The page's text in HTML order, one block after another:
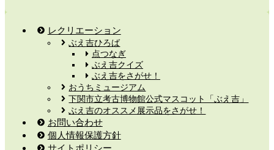
レクリエーション
ぶえ吉ひろば
点つなぎ
ぶえ吉クイズ
ぶえ吉をさがせ！
おうちミュージアム
下関市立考古博物館公式マスコット「ぶえ吉」
ぶえ吉のオススメ展示品をさがせ！
お問い合わせ
個人情報保護方針
サイトポリシー